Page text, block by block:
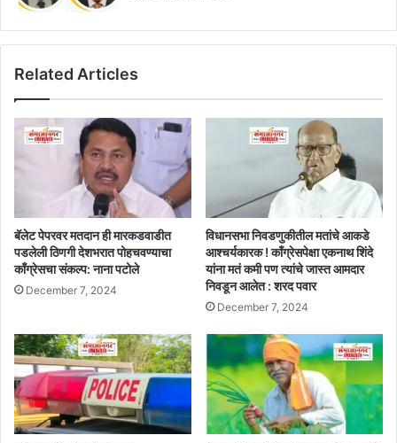
Related Articles
बॅलेट पेपरवर मतदान ही मारकडवाडीत
पडलेली ठिणगी देशभरात पोहचवण्याचा
काँग्रेसचा संकल्प: नाना पटोले
December 7, 2024
विधानसभा निवडणुकीतील मतांचे आकडे
आश्चर्यकारक ! काँग्रेसपेक्षा एकनाथ शिंदे
यांना मतं कमी पण त्यांचे जास्त आमदार
निवडून आलेत : शरद पवार
December 7, 2024